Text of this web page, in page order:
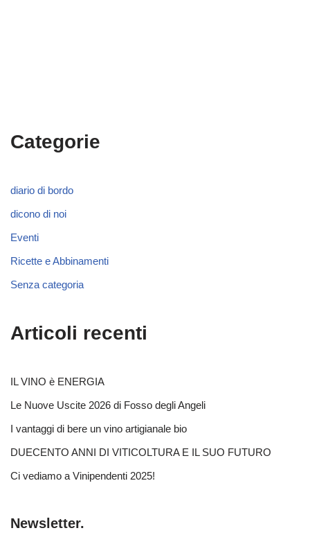
Categorie
diario di bordo
dicono di noi
Eventi
Ricette e Abbinamenti
Senza categoria
Articoli recenti
IL VINO è ENERGIA
Le Nuove Uscite 2026 di Fosso degli Angeli
I vantaggi di bere un vino artigianale bio
DUECENTO ANNI DI VITICOLTURA E IL SUO FUTURO
Ci vediamo a Vinipendenti 2025!
Newsletter.